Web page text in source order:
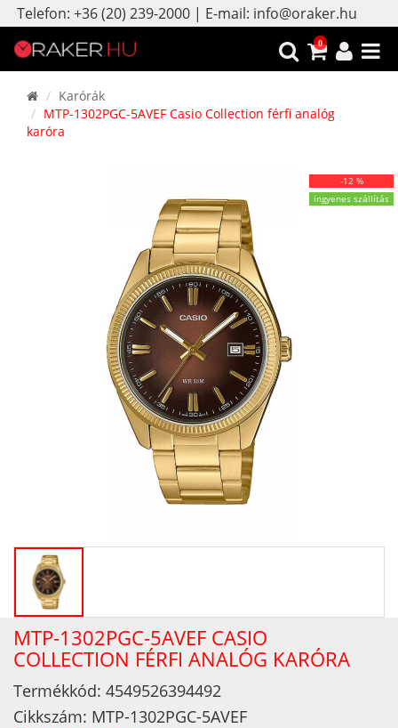
Telefon: +36 (20) 239-2000 | E-mail: info@oraker.hu
0
Karórák
MTP-1302PGC-5AVEF Casio Collection férfi analóg
karóra
-12 %
ingyenes szállítás
MTP-1302PGC-5AVEF CASIO
COLLECTION FÉRFI ANALÓG KARÓRA
Termékkód: 4549526394492
Cikkszám: MTP-1302PGC-5AVEF